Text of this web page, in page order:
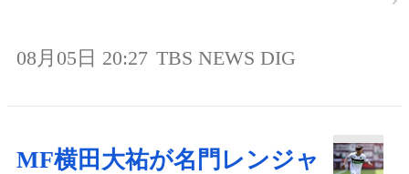
08月05日 20:27 TBS NEWS DIG
MF横田大祐が名門レンジャ